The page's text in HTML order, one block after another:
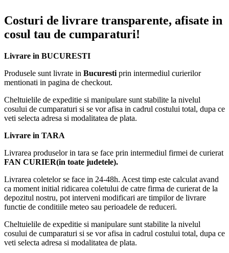
Design portabil cu mâner telescopic
boxei, fiind ideală pentru utilizare în interior și exterior.
Caracteristici principale
Două difuzoare de 12 inch
Putere totală 40W (20W x 2)
Telecomandă inclusă
Port USB și suport pentru redare multimedia
Intrare AUX
Ecran digital LED
Iluminare LED RGB multicoloră
Mâner telescopic pentru transport facil
Acumulator reîncărcabil integrat
Specificații tehnice
Costuri de livrare transparente, afisate in
cosul tau de cumparaturi!
Livrare in BUCURESTI
Produsele sunt livrate in Bucuresti prin intermediul curierilor
mentionati in pagina de checkout.
Cheltuielile de expeditie si manipulare sunt stabilite la nivelul
cosului de cumparaturi si se vor afisa in cadrul costului total, dupa ce
veti selecta adresa si modalitatea de plata.
Livrare in TARA
Livrarea produselor in tara se face prin intermediul firmei de curierat
FAN CURIER(in toate judetele).
Livrarea coletelor se face in 24-48h. Acest timp este calculat avand
ca moment initial ridicarea coletului de catre firma de curierat de la
depozitul nostru, pot interveni modificari are timpilor de livrare
functie de conditiile meteo sau perioadele de reduceri.
Cheltuielile de expeditie si manipulare sunt stabilite la nivelul
cosului de cumparaturi si se vor afisa in cadrul costului total, dupa ce
veti selecta adresa si modalitatea de plata.